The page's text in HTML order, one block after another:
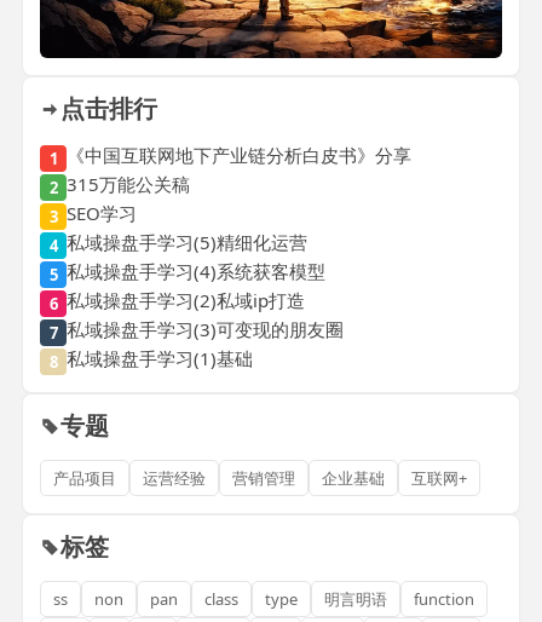
点击排行
1 《中国互联网地下产业链分析白皮书》分享
2 315万能公关稿
3 SEO学习
4 私域操盘手学习(5)精细化运营
5 私域操盘手学习(4)系统获客模型
6 私域操盘手学习(2)私域ip打造
7 私域操盘手学习(3)可变现的朋友圈
8 私域操盘手学习(1)基础
专题
产品项目 运营经验 营销管理 企业基础 互联网+
标签
ss non pan class type 明言明语
function